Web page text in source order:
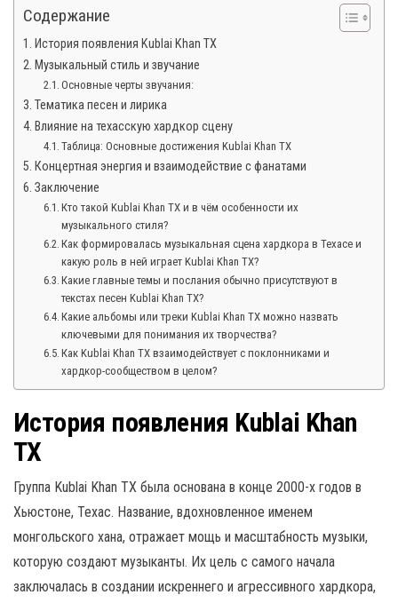
Содержание
История появления Kublai Khan TX
Музыкальный стиль и звучание
Основные черты звучания:
Тематика песен и лирика
Влияние на техасскую хардкор сцену
Таблица: Основные достижения Kublai Khan TX
Концертная энергия и взаимодействие с фанатами
Заключение
Кто такой Kublai Khan TX и в чём особенности их
музыкального стиля?
Как формировалась музыкальная сцена хардкора в Техасе и
какую роль в ней играет Kublai Khan TX?
Какие главные темы и послания обычно присутствуют в
текстах песен Kublai Khan TX?
Какие альбомы или треки Kublai Khan TX можно назвать
ключевыми для понимания их творчества?
Как Kublai Khan TX взаимодействует с поклонниками и
хардкор-сообществом в целом?
История появления Kublai Khan
TX
Группа Kublai Khan TX была основана в конце 2000-х годов в
Хьюстоне, Техас. Название, вдохновленное именем
монгольского хана, отражает мощь и масштабность музыки,
которую создают музыканты. Их цель с самого начала
заключалась в создании искреннего и агрессивного хардкора,